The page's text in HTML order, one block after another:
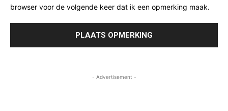
browser voor de volgende keer dat ik een opmerking maak.
- Advertisement -